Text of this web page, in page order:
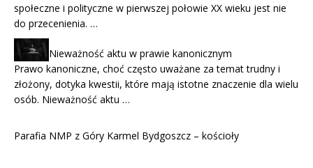
społeczne i polityczne w pierwszej połowie XX wieku jest nie
do przecenienia. …
Nieważność aktu w prawie kanonicznym
Prawo kanoniczne, choć często uważane za temat trudny i
złożony, dotyka kwestii, które mają istotne znaczenie dla wielu
osób. Nieważność aktu …
Parafia NMP z Góry Karmel Bydgoszcz – kościoły